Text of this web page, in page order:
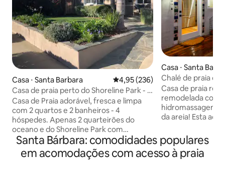
Casa ⋅ Santa Barbara 4,95 de uma avaliação média de
4,95 (236)
Casa de praia perto do Shoreline Park - 3
quarteirões do oceano
Casa de Praia adorável, fresca e limpa
com 2 quartos e 2 banheiros - 4
hóspedes. Apenas 2 quarteirões do
oceano e do Shoreline Park com
playground, churrasqueiras e mesas de
piquenique. Escadas para a praia a 3
quarteirões de distância. Belas praias,
Casa ⋅ Santa
Chalé de praia
Caminhe até a
Casa de praia
remodelada com
hidromassagem
da areia! Esta
ao ar livre com
apenas 0,2
Leadbetter Beach
Santa Bárbara: comodidades populares
em acomodações com acesso à praia